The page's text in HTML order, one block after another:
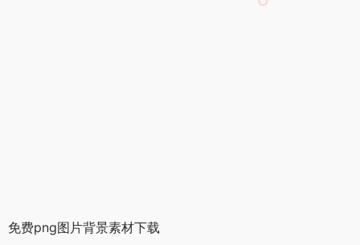
免费png图片背景素材下载